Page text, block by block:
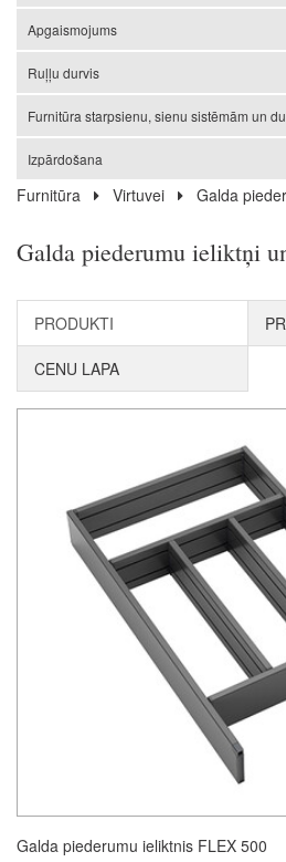
Apgaismojums
Ruļļu durvis
Furnitūra starpsienu, sienu sistēmām un
Izpārdošana
Furnitūra Virtuvei Galda
Galda piederumu ieliktņi
PRODUKTI
CENU LAPA
Galda piederumu ieliktnis FLEX 500